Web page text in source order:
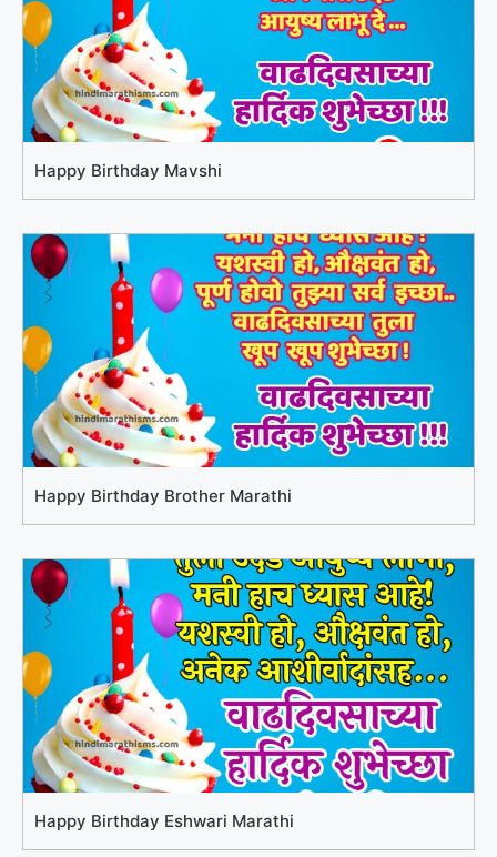
Happy Birthday Mavshi
Happy Birthday Brother Marathi
Happy Birthday Eshwari Marathi